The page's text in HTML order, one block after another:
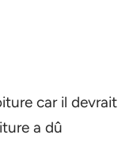
car il devrait
a dû